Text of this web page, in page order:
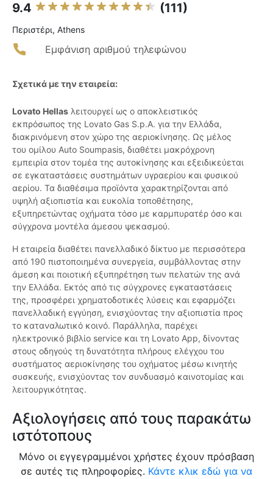
9.4 (111)
Περιστέρι, Athens
Εμφάνιση αριθμού τηλεφώνου
Σχετικά με την εταιρεία:
Lovato Hellas λειτουργεί ως ο αποκλειστικός
εκπρόσωπος της Lovato Gas S.p.A. για την Ελλάδα,
διακρινόμενη στον χώρο της αεριοκίνησης. Ως μέλος
του ομίλου Auto Soumpasis, διαθέτει μακρόχρονη
εμπειρία στον τομέα της αυτοκίνησης και εξειδικεύεται
σε εγκαταστάσεις συστημάτων υγραερίου και φυσικού
αερίου. Τα διαθέσιμα προϊόντα χαρακτηρίζονται από
υψηλή αξιοπιστία και ευκολία τοποθέτησης,
εξυπηρετώντας οχήματα τόσο με καρμπυρατέρ όσο και
σύγχρονα μοντέλα άμεσου ψεκασμού.
Η εταιρεία διαθέτει πανελλαδικό δίκτυο με περισσότερα
από 190 πιστοποιημένα συνεργεία, συμβάλλοντας στην
άμεση και ποιοτική εξυπηρέτηση των πελατών της ανά
την Ελλάδα. Εκτός από τις σύγχρονες εγκαταστάσεις
της, προσφέρει χρηματοδοτικές λύσεις και εφαρμόζει
πανελλαδική εγγύηση, ενισχύοντας την αξιοπιστία προς
το καταναλωτικό κοινό. Παράλληλα, παρέχει
ηλεκτρονικό βιβλίο service και τη Lovato App, δίνοντας
στους οδηγούς τη δυνατότητα πλήρους ελέγχου του
συστήματος αεριοκίνησης του οχήματος μέσω κινητής
συσκευής, ενισχύοντας τον συνδυασμό καινοτομίας και
λειτουργικότητας.
Αξιολογήσεις από τους παρακάτω
ιστότοπους
Μόνο οι εγγεγραμμένοι χρήστες έχουν πρόσβαση
σε αυτές τις πληροφορίες. Κάντε κλικ εδώ για να